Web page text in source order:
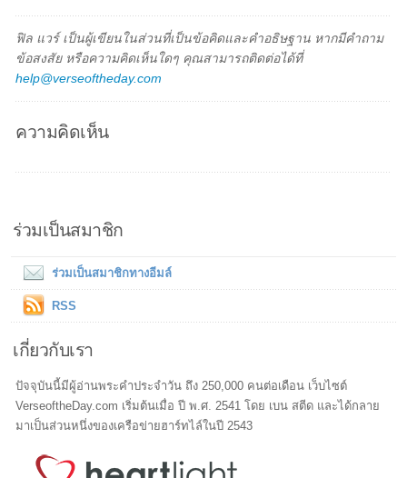
ฟิล แวร์ เป็นผู้เขียนในส่วนที่เป็นข้อคิดและคำอธิษฐาน หากมีคำถาม
ข้อสงสัย หรือความคิดเห็นใดๆ คุณสามารถติดต่อได้ที่
help@verseoftheday.com
ความคิดเห็น
ร่วมเป็นสมาชิก
ร่วมเป็นสมาชิกทางอีมล์
RSS
เกี่ยวกับเรา
ปัจจุบันนี้มีผู้อ่านพระคำประจำวัน ถึง 250,000 คนต่อเดือน เว็บไซต์
VerseoftheDay.com เริ่มต้นเมื่อ ปี พ.ศ. 2541 โดย เบน สตีด และได้กลาย
มาเป็นส่วนหนึ่งของเครือข่ายฮาร์ทไล์ในปี 2543